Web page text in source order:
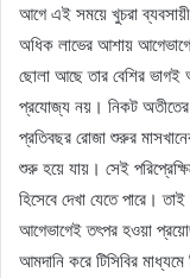
আগে এই সময়ে খুচরা
অধিক লাভের আশায়
ছোলা আছে তার বেশির ভাগই
প্রযোজ্য নয়। নিকট অতীতের
প্রতিবছর রোজা শুরুর
শুরু হয়ে যায়। সেই
হিসেবে দেখা যেতে পারে।
আগেভাগেই তৎপর হওয়া
আমদানি করে টিসিবির